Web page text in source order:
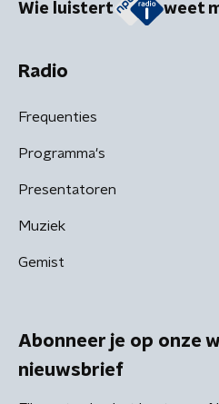
Wie luistert weet
Radio
Frequenties
Programma's
Presentatoren
Muziek
Gemist
Abonneer je op onze
nieuwsbrief